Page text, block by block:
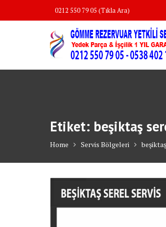
0212 550 79 05 (Tıkla Ara)
Etiket: beşiktaş
Home Servis Bölgeleri